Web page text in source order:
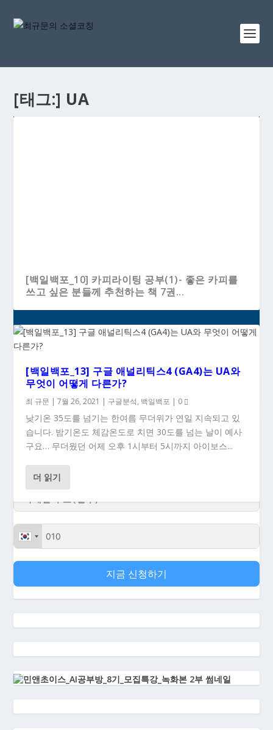
[태그:] UA
[백일백포_10] 카피라이팅 공부(1)- 좋은 카피를
쓰고 싶은 분들께 추천하는 책 7권...
[백일백포_13] 구글 애널리틱스4 (GA4)는 UA와
무엇이 어떻게 다른가?
최 규문 |7월 26, 2021 | 구글분석, 백일백포 | 0
낮기온 35도를 넘기는 한여름 무더위가 연일 지속되고 있
습니다. 밤기온도 체감온도로 치면 30도를 넘는 날이 예사
구요… 무더웠던 어제 오후 1시부터 5시까지 아이보스...
더 읽기
### 새 글이 올라올 때 이메일로 받으시려면...
지금 신청하기